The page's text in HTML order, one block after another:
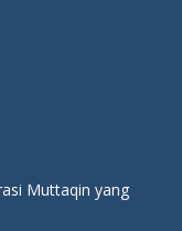
Muttaqin yang